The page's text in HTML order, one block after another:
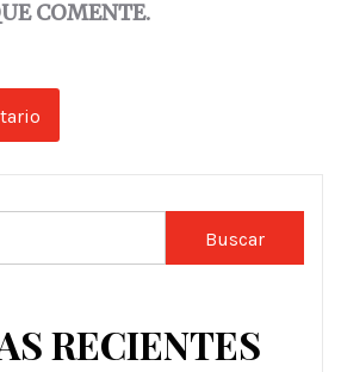
COMENTE.
RECIENTES